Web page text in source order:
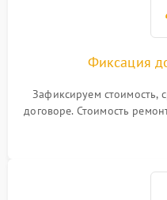
Фиксация
Зафиксируем стоимость,
договоре. Стоимость